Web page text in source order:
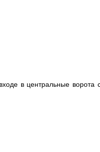
в центральные ворота